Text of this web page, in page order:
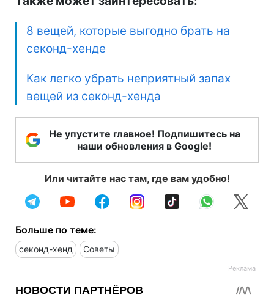
8 вещей, которые выгодно брать на
секонд-хенде
Как легко убрать неприятный запах
вещей из секонд-хенда
Не упустите главное! Подпишитесь на
наши обновления в Google!
Или читайте нас там, где вам удобно!
Больше по теме:
секонд-хенд Советы